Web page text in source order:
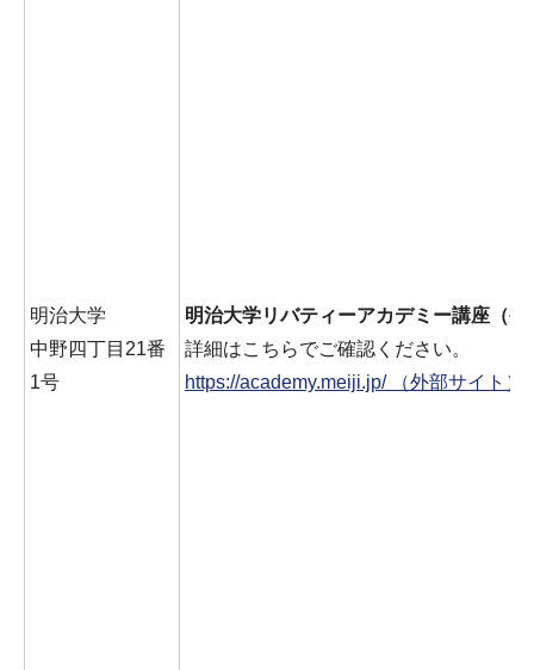
明治大学
中野四丁目21番
1号
明治大学リバティーアカデミー講座（公
詳細はこちらでご確認ください。
https://academy.meiji.jp/ （外部サイト）